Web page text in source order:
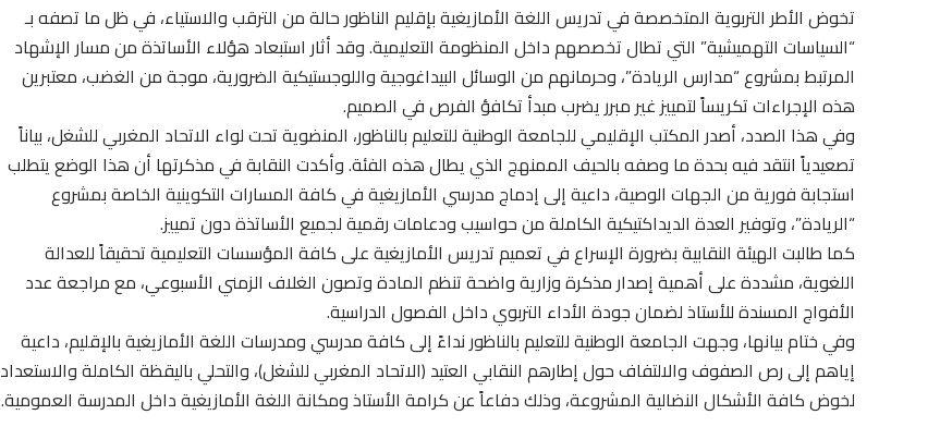
تخوض الأطر التربوية المتخصصة في تدريس اللغة الأمازيغية بإقليم الناظور حالة من الترقب والاستياء، في ظل ما تصفه بـ
“السياسات التهميشية” التي تطال تخصصهم داخل المنظومة التعليمية. وقد أثار استبعاد هؤلاء الأساتذة من مسار الإشهاد
المرتبط بمشروع “مدارس الريادة”، وحرمانهم من الوسائل البيداغوجية واللوجستيكية الضرورية، موجة من الغضب، معتبرين
هذه الإجراءات تكريساً لتمييز غير مبرر يضرب مبدأ تكافؤ الفرص في الصميم.
وفي هذا الصدد، أصدر المكتب الإقليمي للجامعة الوطنية للتعليم بالناظور، المنضوية تحت لواء الاتحاد المغربي للشغل، بياناً
تصعيدياً انتقد فيه بحدة ما وصفه بالحيف الممنهج الذي يطال هذه الفئة. وأكدت النقابة في مذكرتها أن هذا الوضع يتطلب
استجابة فورية من الجهات الوصية، داعية إلى إدماج مدرسي الأمازيغية في كافة المسارات التكوينية الخاصة بمشروع
“الريادة”، وتوفير العدة الديداكتيكية الكاملة من حواسيب ودعامات رقمية لجميع الأساتذة دون تمييز.
كما طالبت الهيئة النقابية بضرورة الإسراع في تعميم تدريس الأمازيغية على كافة المؤسسات التعليمية تحقيقاً للعدالة
اللغوية، مشددة على أهمية إصدار مذكرة وزارية واضحة تنظم المادة وتصون الغلاف الزمني الأسبوعي، مع مراجعة عدد
الأفواج المسندة للأستاذ لضمان جودة الأداء التربوي داخل الفصول الدراسية.
وفي ختام بيانها، وجهت الجامعة الوطنية للتعليم بالناظور نداءً إلى كافة مدرسي ومدرسات اللغة الأمازيغية بالإقليم، داعية
إياهم إلى رص الصفوف والالتفاف حول إطارهم النقابي العتيد (الاتحاد المغربي للشغل)، والتحلي باليقظة الكاملة والاستعداد
لخوض كافة الأشكال النضالية المشروعة، وذلك دفاعاً عن كرامة الأستاذ ومكانة اللغة الأمازيغية داخل المدرسة العمومية.